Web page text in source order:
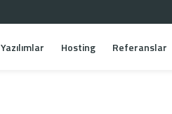
Yazılımlar Hosting Referanslar